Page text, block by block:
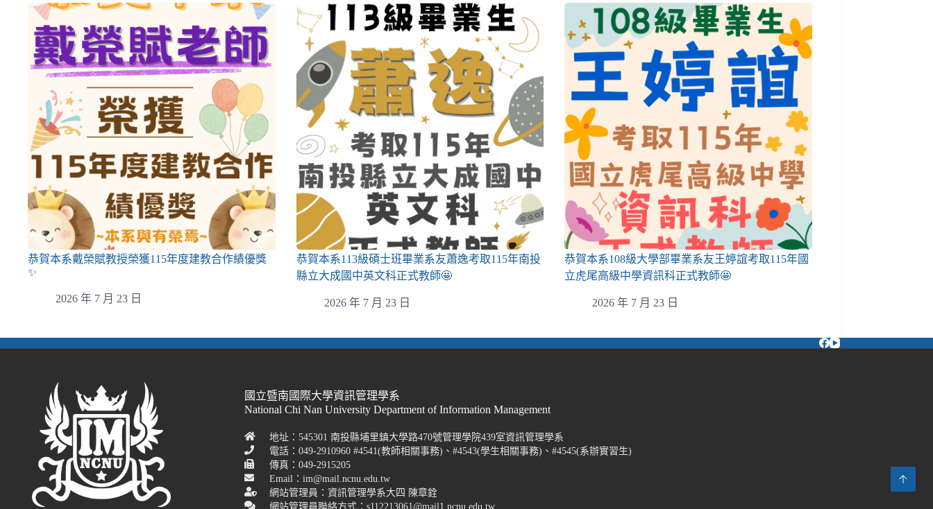
恭賀本系戴榮賦教授榮獲115年度建教合作績優獎
✨
2026 年 7 月 23 日
恭賀本系113級碩士班畢業系友蕭逸考取115年南投
縣立大成國中英文科正式教師🤩
2026 年 7 月 23 日
恭賀本系108級大學部畢業系友王婷誼考取115年國
立虎尾高級中學資訊科正式教師🤩
2026 年 7 月 23 日
國立暨南國際大學資訊管理學系
National Chi Nan University Department of Information Management
地址：545301 南投縣埔里鎮大學路470號管理學院439室資訊管理學系
電話：049-2910960 #4541(教師相關事務)、#4543(學生相關事務)、#4545(系辦實習生)
傳真：049-2915205
Email：im@mail.ncnu.edu.tw
網站管理員：資訊管理學系大四 陳章銓
網站管理員聯絡方式：s112213061@mail1.ncnu.edu.tw